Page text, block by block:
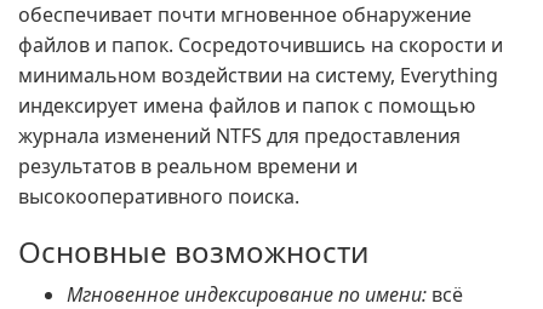
обеспечивает почти мгновенное обнаружение
файлов и папок. Сосредоточившись на скорости и
минимальном воздействии на систему, Everything
индексирует имена файлов и папок с помощью
журнала изменений NTFS для предоставления
результатов в реальном времени и
высокооперативного поиска.
Основные возможности
Мгновенное индексирование по имени: всё